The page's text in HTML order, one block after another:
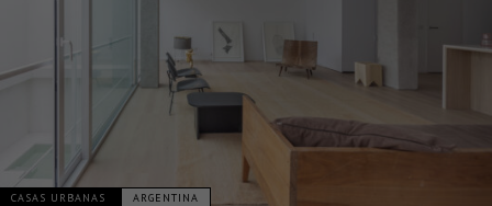
CASAS URBANAS ARGENTINA